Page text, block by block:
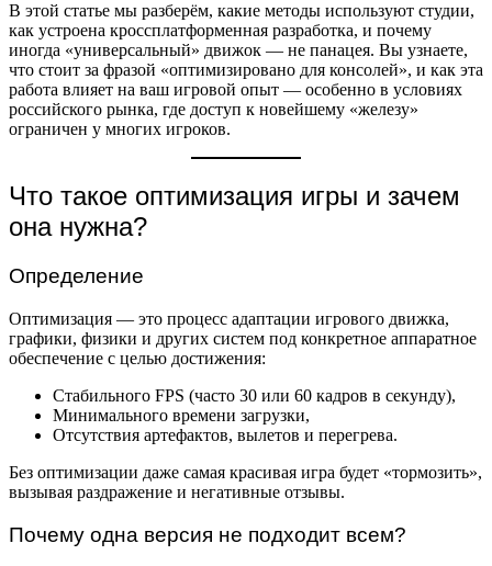
В этой статье мы разберём, какие методы используют студии,
как устроена кроссплатформенная разработка, и почему
иногда «универсальный» движок — не панацея. Вы узнаете,
что стоит за фразой «оптимизировано для консолей», и как эта
работа влияет на ваш игровой опыт — особенно в условиях
российского рынка, где доступ к новейшему «железу»
ограничен у многих игроков.
Что такое оптимизация игры и зачем
она нужна?
Определение
Оптимизация — это процесс адаптации игрового движка,
графики, физики и других систем под конкретное аппаратное
обеспечение с целью достижения:
Стабильного FPS (часто 30 или 60 кадров в секунду),
Минимального времени загрузки,
Отсутствия артефактов, вылетов и перегрева.
Без оптимизации даже самая красивая игра будет «тормозить»,
вызывая раздражение и негативные отзывы.
Почему одна версия не подходит всем?